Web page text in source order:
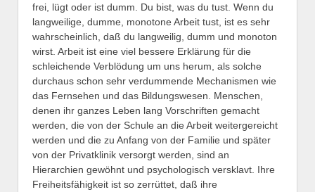
frei, lügt oder ist dumm. Du bist, was du tust. Wenn du
langweilige, dumme, monotone Arbeit tust, ist es sehr
wahrscheinlich, daß du langweilig, dumm und monoton
wirst. Arbeit ist eine viel bessere Erklärung für die
schleichende Verblödung um uns herum, als solche
durchaus schon sehr verdummende Mechanismen wie
das Fernsehen und das Bildungswesen. Menschen,
denen ihr ganzes Leben lang Vorschriften gemacht
werden, die von der Schule an die Arbeit weitergereicht
werden und die zu Anfang von der Familie und später
von der Privatklinik versorgt werden, sind an
Hierarchien gewöhnt und psychologisch versklavt. Ihre
Freiheitsfähigkeit ist so zerrüttet, daß ihre